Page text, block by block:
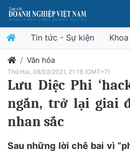
Tin tức - Sự kiện
Văn hóa
Thứ Hai, 08/02/2021, 21:18 (GMT+7)
Lưu Diệc Phi
ngắn, trở lại giai
nhan sắc
Sau những lời chê bai vì